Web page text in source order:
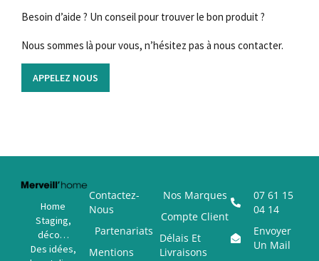
Besoin d’aide ? Un conseil pour trouver le bon produit ?
Nous sommes là pour vous, n’hésitez pas à nous contacter.
APPELEZ NOUS
Home
Staging,
déco…
Des idées,
Contactez-
Nous
Partenariats
Mentions
Nos Marques
Compte Client
Délais Et
Livraisons
07 61 15
04 14
Envoyer
Un Mail